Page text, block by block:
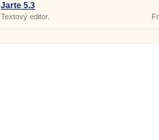
Jarte 5.3
Textový editor.